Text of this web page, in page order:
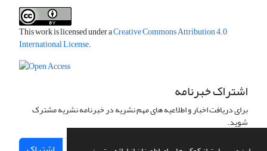
This work is licensed under aCreative Commons Attribution 4.0
International License.
اشتراک خبرنامه
برای دریافت اخبار و اطلاعیه های مهم نشریه در خبرنامه نشریه مشترک
شوید.